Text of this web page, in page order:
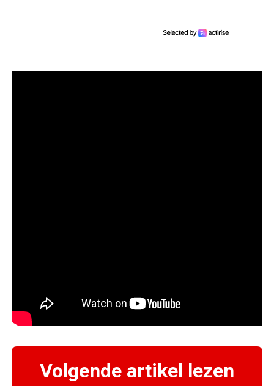
Volgende artikel lezen